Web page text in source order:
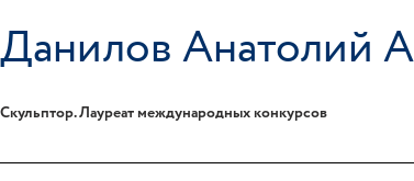
Данилов Анатолий
Скульптор. Лауреат международных конкурсов